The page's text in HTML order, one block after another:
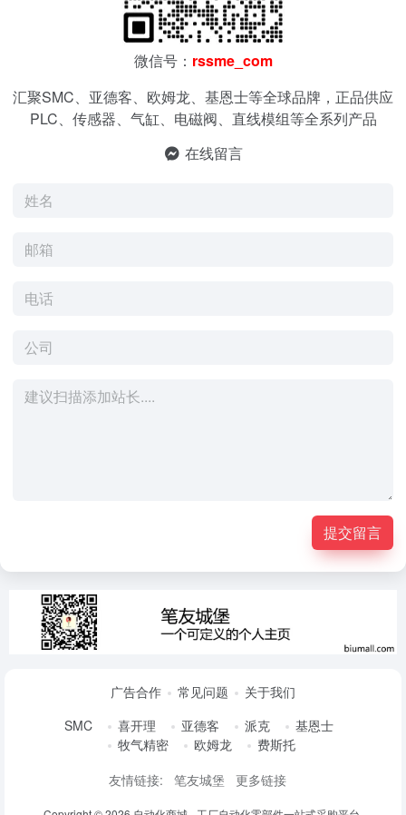
微信号： rssme_com
汇聚SMC、亚德客、欧姆龙、基恩士等全球品牌，正品供应
PLC、传感器、气缸、电磁阀、直线模组等全系列产品
在线留言
提交留言
广告合作 常见问题
关于我们
SMC
喜开理 亚德客 派克
基恩士
牧气精密
欧姆龙
费斯托
友情链接:
笔友城堡 更多链接